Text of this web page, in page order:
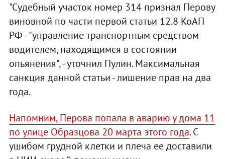
"Судебный участок номер 314 признал Перову
виновной по части первой статьи 12.8 КоАП
РФ - "управление транспортным средством
водителем, находящимся в состоянии
опьянения", - уточнил Пулин. Максимальная
санкция данной статьи - лишение прав на два
года.
Напомним, Перова попала в аварию у дома 11
по улице Образцова 20 марта этого года. С
ушибом грудной клетки и плеча ее доставили